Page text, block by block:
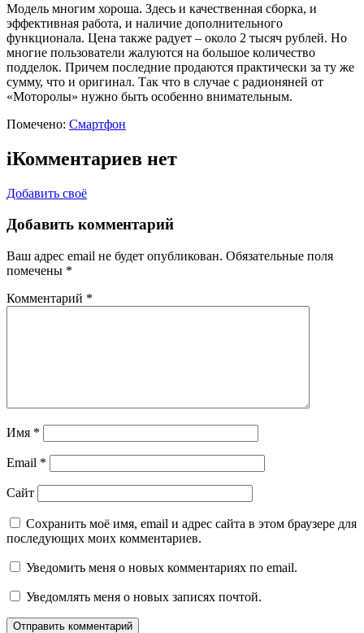
Модель многим хороша. Здесь и качественная сборка, и
эффективная работа, и наличие дополнительного
функционала. Цена также радует – около 2 тысяч рублей. Но
многие пользователи жалуются на большое количество
подделок. Причем последние продаются практически за ту же
сумму, что и оригинал. Так что в случае с радионяней от
«Моторолы» нужно быть особенно внимательным.
Помечено: Смартфон
iКомментариев нет
Добавить своё
Добавить комментарий
Ваш адрес email не будет опубликован. Обязательные поля
помечены *
Комментарий *
Имя *
Email *
Сайт
Сохранить моё имя, email и адрес сайта в этом браузере для
последующих моих комментариев.
Уведомить меня о новых комментариях по email.
Уведомлять меня о новых записях почтой.